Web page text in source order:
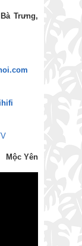
Trưng,
Mộc Yên